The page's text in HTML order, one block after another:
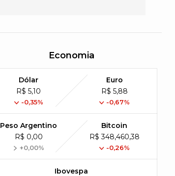
Economia
Dólar
R$ 5,10
-0,35%
Euro
R$ 5,88
-0,67%
Peso Argentino
R$ 0,00
+0,00%
Bitcoin
R$ 348,460,38
-0,26%
Ibovespa